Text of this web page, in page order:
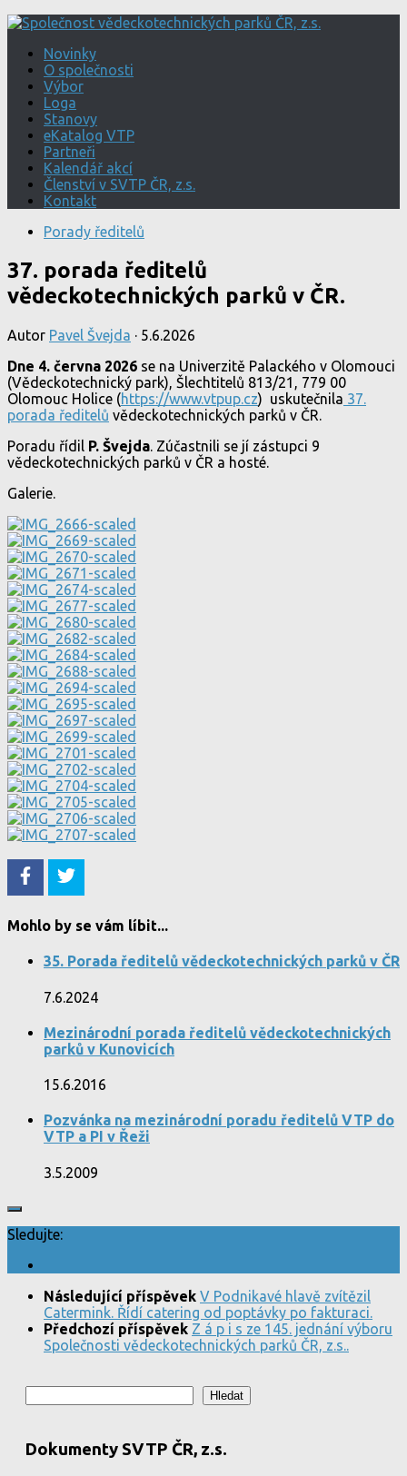
Novinky
O společnosti
Výbor
Loga
Stanovy
eKatalog VTP
Partneři
Kalendář akcí
Členství v SVTP ČR, z.s.
Kontakt
Porady ředitelů
37. porada ředitelů
vědeckotechnických parků v ČR.
Autor Pavel Švejda · 5.6.2026
Dne 4. června 2026 se na Univerzitě Palackého v Olomouci
(Vědeckotechnický park), Šlechtitelů 813/21, 779 00
Olomouc Holice (https://www.vtpup.cz) uskutečnila 37.
porada ředitelů vědeckotechnických parků v ČR.
Poradu řídil P. Švejda. Zúčastnili se jí zástupci 9
vědeckotechnických parků v ČR a hosté.
Galerie.
Mohlo by se vám líbit...
35. Porada ředitelů vědeckotechnických parků v ČR
7.6.2024
Mezinárodní porada ředitelů vědeckotechnických
parků v Kunovicích
15.6.2016
Pozvánka na mezinárodní poradu ředitelů VTP do
VTP a PI v Řeži
3.5.2009
Sledujte:
Následující příspěvek V Podnikavé hlavě zvítězil
Catermink. Řídí catering od poptávky po fakturaci.
Předchozí příspěvek Z á p i s ze 145. jednání výboru
Společnosti vědeckotechnických parků ČR, z.s..
Hledat
Dokumenty SVTP ČR, z.s.